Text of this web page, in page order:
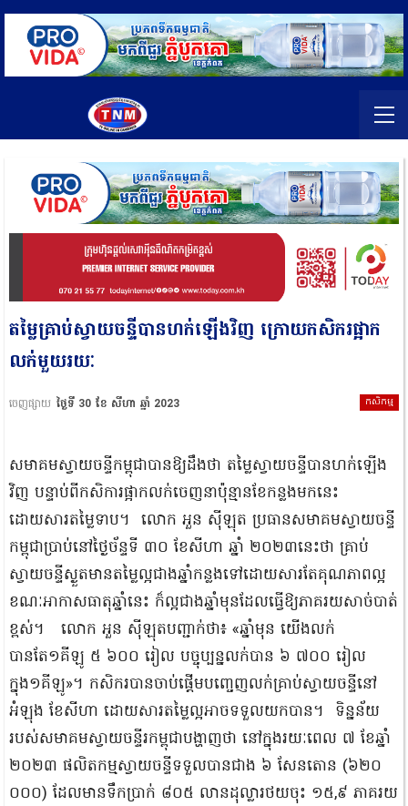
តម្លៃគ្រាប់ស្វាយចន្ទីបានហក់ឡើងវិញ ក្រោយកសិករផ្អាក
លក់មួយរយៈ​
កសិកម្ម
ចេញផ្សាយ ថ្ងៃទី 30 ខែ សីហា ឆ្នាំ 2023
សមាគមស្វាយចន្ទីកម្ពុជាបានឱ្យដឹងថា តម្លៃស្វាយចន្ទីបានហក់ឡើង
វិញ ​បន្ទាប់ពីកសិការផ្អាកលក់​ចេញនាប៉ុន្មានខែកន្លងមកនេះ
ដោយសារតម្លៃទាប។ ​លោក អួន ស៊ីឡុត ប្រធានសមាគមស្វាយចន្ទី
កម្ពុជាប្រាប់នៅថ្ងៃច័ន្ទទី ៣០ ខែសីហា ឆ្នាំ ២០២៣នេះថា គ្រាប់
ស្វាយចន្ទីស្ងួតមានតម្លៃល្អជាងឆ្នាំកន្លងទៅដោយសារតែគុណភាព​ល្អ
ខណៈអាកាសធាតុឆ្នាំនេះ ក៏ល្អជាងឆ្នាំមុនដែល​ធ្វើឱ្យភាគរយសាច់បាត់
ខ្ពស់។ លោក អួន ស៊ីឡុតបញ្ជាក់ថា៖ «ឆ្នាំមុន យើងលក់
បានតែ១គីឡូ ៥ ៦០០ ​រៀល បច្ចុប្បន្នលក់បាន ៦ ៧០០ រៀល
ក្នុង១គីឡូ»។ កសិករបានចាប់ផ្ដើមបញ្ចេញលក់គ្រាប់ស្វាយចន្ទីនៅ
អំឡុង ខែសីហា ដោយសារតម្លៃល្អអាច​ទទួលយកបាន។ ទិន្នន័យ
របស់សមាគមស្វាយចន្ទីរកម្ពុជាបង្ហាញថា ​នៅក្នុងរយៈពេល ៧ ខែឆ្នាំ
២០២៣ ផលិត​កម្មស្វាយចន្ទី​ទទួលបានជាង ៦ សែនតោន (៦២០
០០០) ដែលមានទឹកប្រាក់ ៨០៥ លានដុល្លារ​ថយចុះ ១៥,៩ ​ភាគរយ